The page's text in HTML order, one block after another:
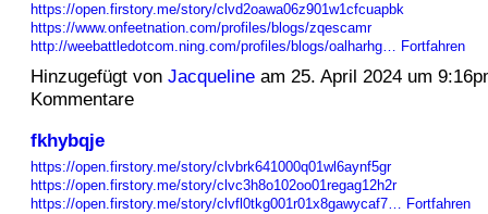
https://open.firstory.me/story/clvd2oawa06z901w1cfcuapbk
https://www.onfeetnation.com/profiles/blogs/zqescamr
http://weebattledotcom.ning.com/profiles/blogs/oalharhg… Fortfahren
Hinzugefügt von Jacquelineam 25. April 2024 um
Kommentare
fkhybqje
https://open.firstory.me/story/clvbrk641000q01wl6aynf5gr
https://open.firstory.me/story/clvc3h8o102oo01regag12h2r
https://open.firstory.me/story/clvfl0tkg001r01x8gawycaf7… Fortfahren